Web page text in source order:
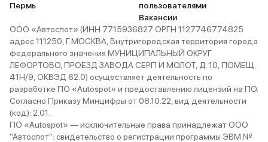
Пермь
пользователями
Вакансии
ООО «Автоспот» (ИНН 7715936827 ОРГН 1127746774825
адрес 111250, Г.МОСКВА, Внутригородская территория города
федерального значения МУНИЦИПАЛЬНЫЙ ОКРУГ
ЛЕФОРТОВО, ПРОЕЗД ЗАВОДА СЕРП И МОЛОТ, Д. 10, ПОМЕЩ.
41Н/9, ОКВЭД 62.0) осуществляет деятельность по
разработке ПО «Autospot» и предоставлению лицензий на ПО.
Согласно Приказу Минцифры от 08.10.22, вид деятельности
(код): 2.01.
ПО «Autospot» — исключительные права принадлежат ООО
"Автоспот": свидетельство о регистрации программы ЭВМ №